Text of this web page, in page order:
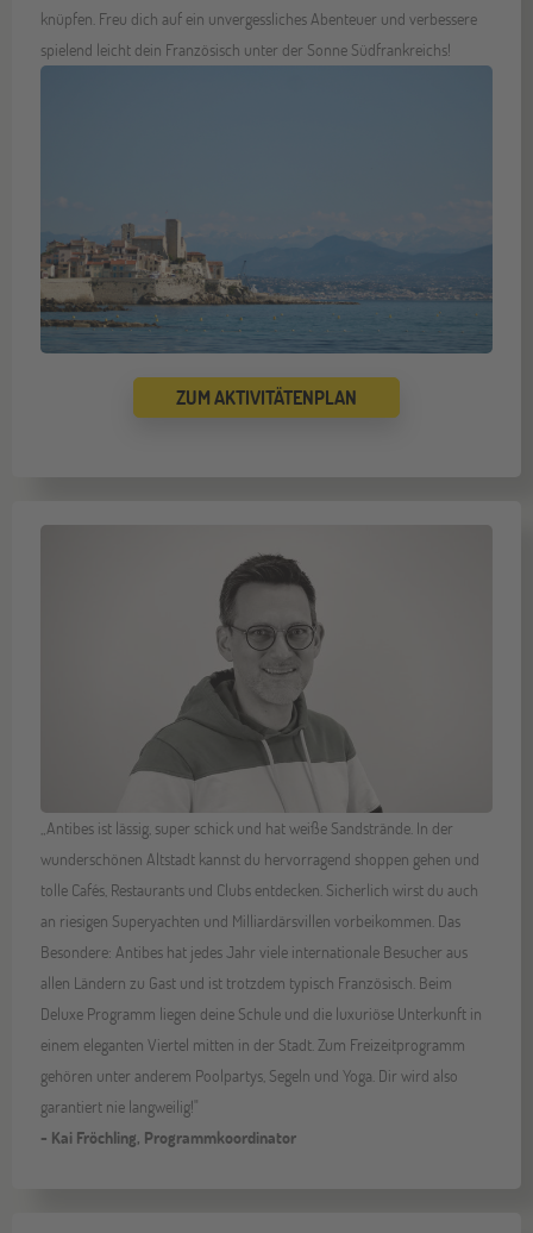
knüpfen. Freu dich auf ein unvergessliches Abenteuer und verbessere
spielend leicht dein Französisch unter der Sonne Südfrankreichs!
ZUM AKTIVITÄTENPLAN
„Antibes ist lässig, super schick und hat weiße Sandstrände. In der
wunderschönen Altstadt kannst du hervorragend shoppen gehen und
tolle Cafés, Restaurants und Clubs entdecken. Sicherlich wirst du auch
an riesigen Superyachten und Milliardärsvillen vorbeikommen. Das
Besondere: Antibes hat jedes Jahr viele internationale Besucher aus
allen Ländern zu Gast und ist trotzdem typisch Französisch. Beim
Deluxe Programm liegen deine Schule und die luxuriöse Unterkunft in
einem eleganten Viertel mitten in der Stadt. Zum Freizeitprogramm
gehören unter anderem Poolpartys, Segeln und Yoga. Dir wird also
garantiert nie langweilig!"
- Kai Fröchling, Programmkoordinator